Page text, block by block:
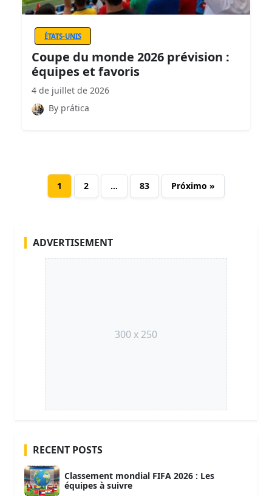
ÉTATS-UNIS
Coupe du monde 2026 prévision :
équipes et favoris
4 de juillet de 2026
By prática
1 2 … 83 Próximo »
ADVERTISEMENT
300 x 250
RECENT POSTS
Classement mondial FIFA 2026 : Les
équipes à suivre